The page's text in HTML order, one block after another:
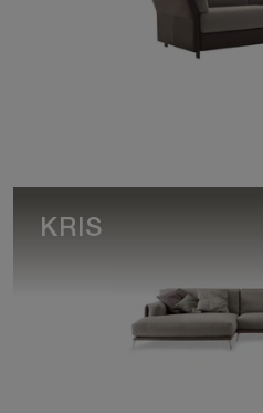
KRIS